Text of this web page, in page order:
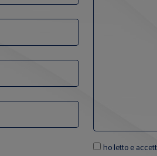
ho letto e